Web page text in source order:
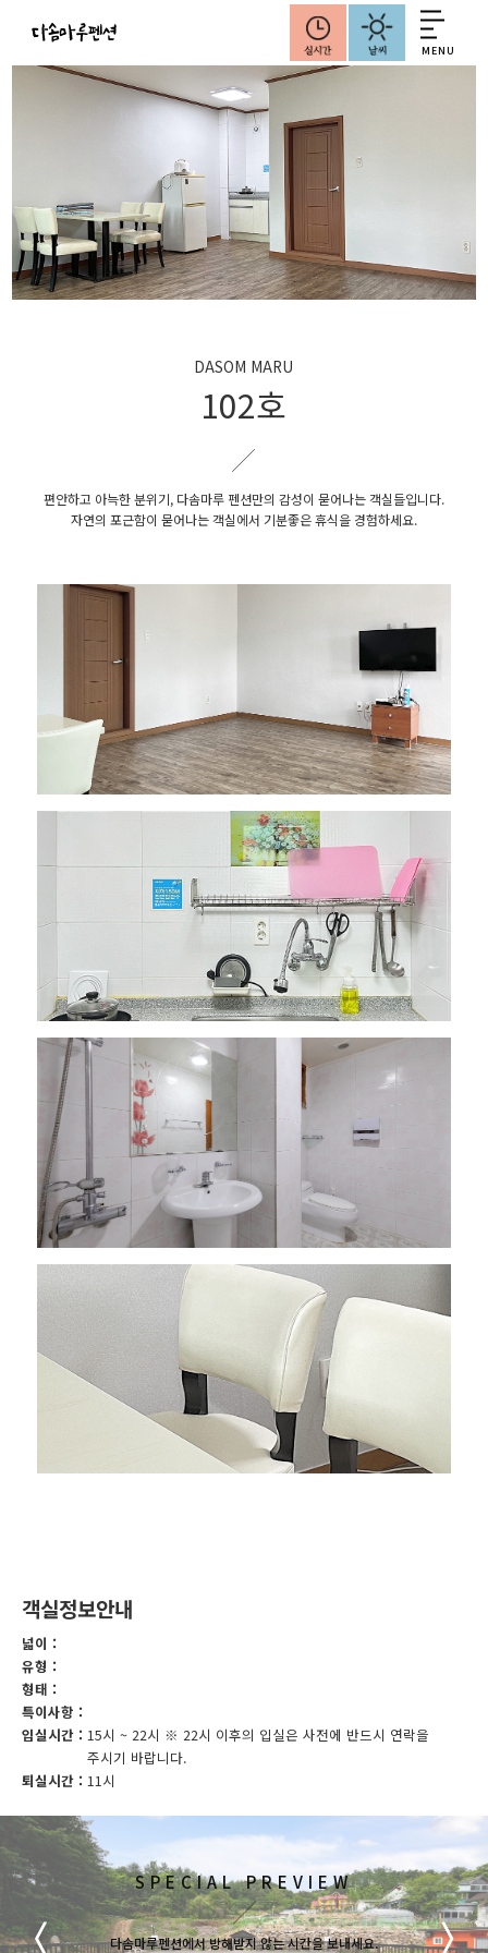
MENU
DASOM MARU
102호
편안하고 아늑한 분위기, 다솜마루 펜션만의 감성이 묻어나는 객실들입니다.
자연의 포근함이 묻어나는 객실에서 기분좋은 휴식을 경험하세요.
객실정보안내
넓이 :
유형 :
형태 :
특이사항 :
입실시간 : 15시 ~ 22시 ※ 22시 이후의 입실은 사전에 반드시 연락을
주시기 바랍니다.
퇴실시간 : 11시
LANDSCAPE
다솜마루펜션에서 방해받지 않는 시간을 보내세요.
ROOM PREVIEW
다솜마루펜션에서 방해받지 않는 시간을 보내세요.
SPECIAL PREVIEW
다솜마루펜션에서 방해받지 않는 시간을 보내세요.